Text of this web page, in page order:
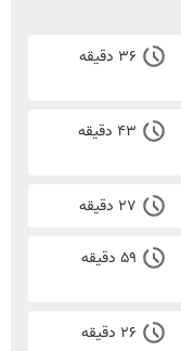
۳۶ دقیقه
۴۳ دقیقه
۲۷ دقیقه
۵۹ دقیقه
۲۶ دقیقه